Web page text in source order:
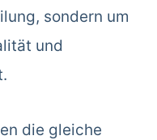
sondern um
und
die gleiche